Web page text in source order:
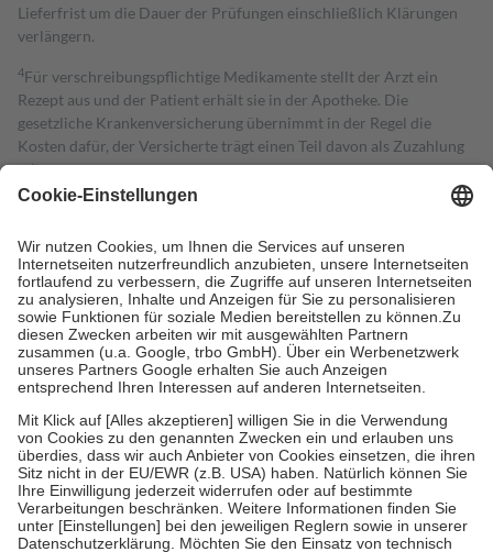
Lieferfrist um die Dauer der Prüfungen einschließlich Klärungen
verlängern.
4Für verschreibungspflichtige Medikamente stellt der Arzt ein
Rezept aus und der Patient erhält sie in der Apotheke. Die
gesetzliche Krankenversicherung übernimmt in der Regel die
Kosten dafür, der Versicherte trägt einen Teil davon als Zuzahlung
mit.
Grundsätzlich leisten Mitglieder Zuzahlungen in Höhe von zehn
höchstens zehn Euro.
Es sind jedoch nie mehr als die tatsächlichen
Kosten der Leistung zu entrichten.
Diese Regeln gelten grundsätzlich auch für Online-Apotheken.
Bei Heilmitteln und häuslicher Krankenpflege beträgt die
Zuzahlung zehn Prozent der Kosten sowie zehn Euro je
Verordnung.
Um das Engagement der Versicherten für ihre eigene Gesundheit zu
stärken und die besondere Stellung der Familie zu unterstützen,
fallenkeine Zuzahlungenan bei:
• Kindern und Jugendlichen bis zum vollendeten 18. Lebensjahr
mit Ausnahme der Fahrkosten
• Untersuchungen zur Vorsorge und Früherkennung, die von der
GKV getragen werden
• empfohlenen Schutzimpfungen